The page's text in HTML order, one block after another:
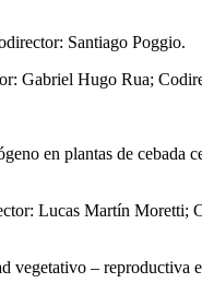
Santiago Poggio.
Gabriel Hugo Rua;
en plantas de cebada
Lucas Martín Moretti;
vegetativo – reproductiva